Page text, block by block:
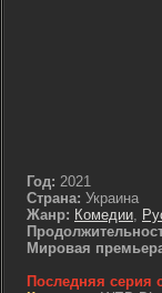
Год: 2021
Страна: Украина
Жанр: Комедии,
Мировая
Последняя серия